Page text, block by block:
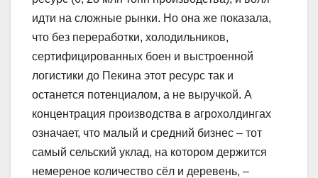
идти на сложные рынки. Но она же показала,
что без переработки, холодильников,
сертифицированных боен и выстроенной
логистики до Пекина этот ресурс так и
останется потенциалом, а не выручкой. А
концентрация производства в агрохолдингах
означает, что малый и средний бизнес – тот
самый сельский уклад, на котором держится
немереное количество сёл и деревень, –